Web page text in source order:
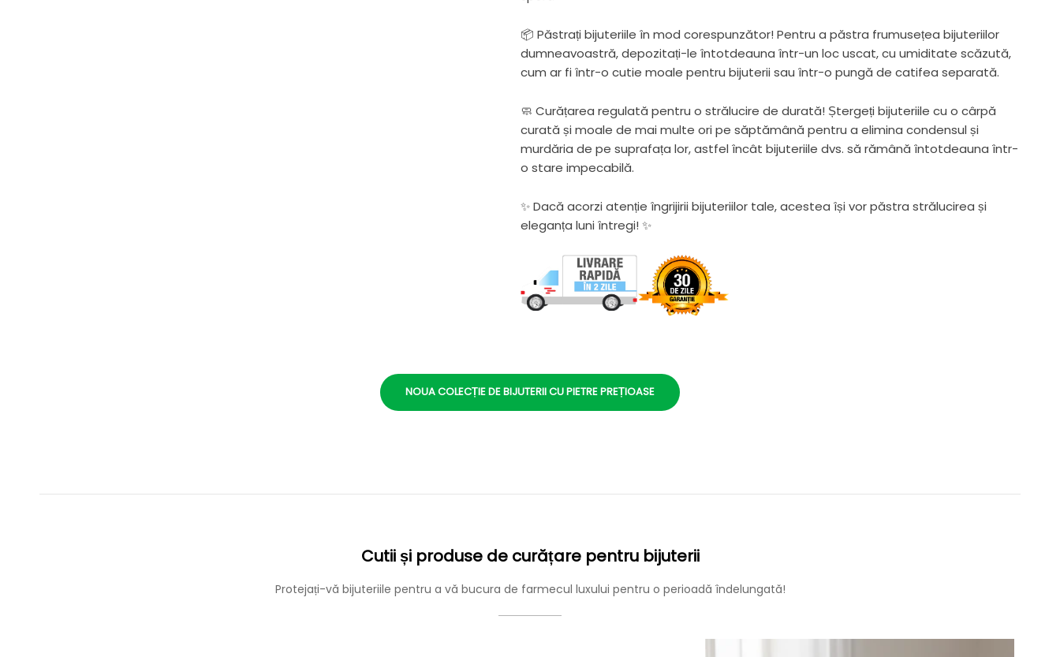
📦 Păstrați bijuteriile în mod corespunzător! Pentru a păstra frumusețea bijuteriilor
dumneavoastră, depozitați-le întotdeauna într-un loc uscat, cu umiditate scăzută,
cum ar fi într-o cutie moale pentru bijuterii sau într-o pungă de catifea separată.
🧼 Curățarea regulată pentru o strălucire de durată! Ștergeți bijuteriile cu o cârpă
curată și moale de mai multe ori pe săptămână pentru a elimina condensul și
murdăria de pe suprafața lor, astfel încât bijuteriile dvs. să rămână întotdeauna într-
o stare impecabilă.
✨ Dacă acorzi atenție îngrijirii bijuteriilor tale, acestea își vor păstra strălucirea și
eleganța luni întregi! ✨
NOUA COLECȚIE DE BIJUTERII CU PIETRE PREȚIOASE
Cutii și produse de curățare pentru bijuterii
Protejați-vă bijuteriile pentru a vă bucura de farmecul luxului pentru o perioadă îndelungată!